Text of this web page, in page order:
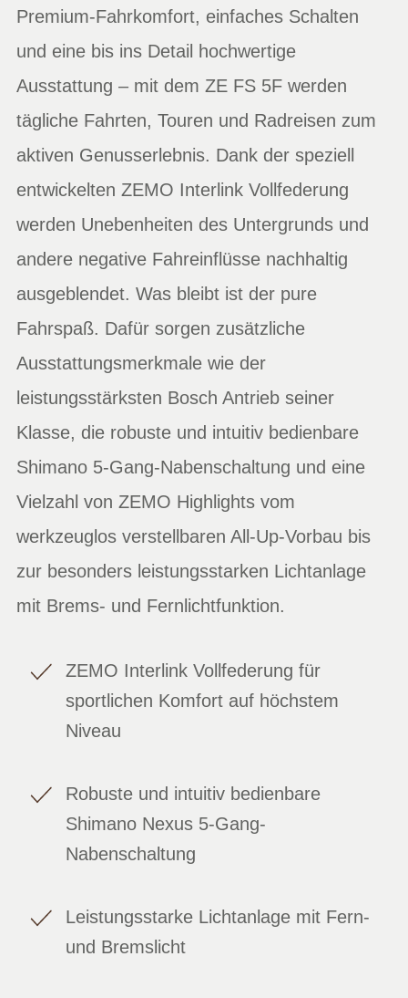
Premium-Fahrkomfort, einfaches Schalten
und eine bis ins Detail hochwertige
Ausstattung – mit dem ZE FS 5F werden
tägliche Fahrten, Touren und Radreisen zum
aktiven Genusserlebnis. Dank der speziell
entwickelten ZEMO Interlink Vollfederung
werden Unebenheiten des Untergrunds und
andere negative Fahreinflüsse nachhaltig
ausgeblendet. Was bleibt ist der pure
Fahrspaß. Dafür sorgen zusätzliche
Ausstattungsmerkmale wie der
leistungsstärksten Bosch Antrieb seiner
Klasse, die robuste und intuitiv bedienbare
Shimano 5-Gang-Nabenschaltung und eine
Vielzahl von ZEMO Highlights vom
werkzeuglos verstellbaren All-Up-Vorbau bis
zur besonders leistungsstarken Lichtanlage
mit Brems- und Fernlichtfunktion.
ZEMO Interlink Vollfederung für
sportlichen Komfort auf höchstem
Niveau
Robuste und intuitiv bedienbare
Shimano Nexus 5-Gang-
Nabenschaltung
Leistungsstarke Lichtanlage mit Fern-
und Bremslicht